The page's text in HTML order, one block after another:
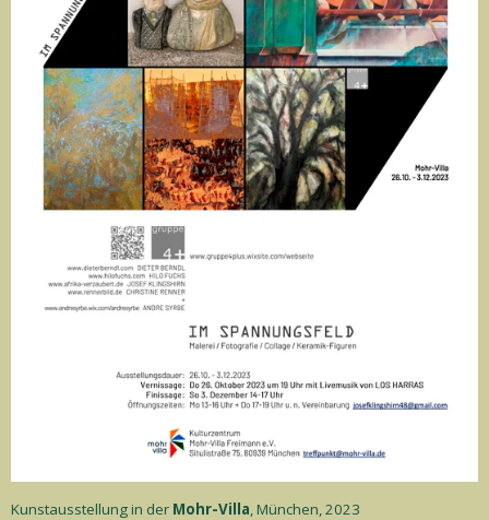
Kunstausstellung in der Mohr-Villa, München, 2023